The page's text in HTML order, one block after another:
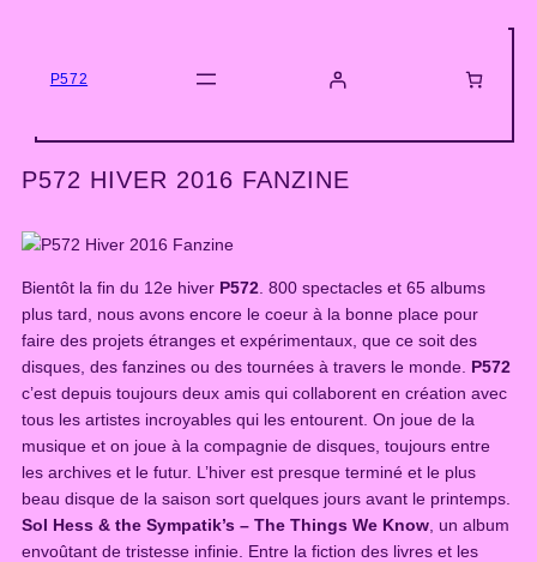
contentP572
P572 HIVER 2016 FANZINE
Bientôt la fin du 12e hiver P572 . 800 spectacles et 65 albums
plus tard, nous avons encore le coeur à la bonne place pour
faire des projets étranges et expérimentaux, que ce soit des
disques, des fanzines ou des tournées à travers le monde. P572
c’est depuis toujours deux amis qui collaborent en création avec
tous les artistes incroyables qui les entourent. On joue de la
musique et on joue à la compagnie de disques, toujours entre
les archives et le futur. L’hiver est presque terminé et le plus
beau disque de la saison sort quelques jours avant le printemps.
Sol Hess & the Sympatik’s – The Things We Know , un album
envoûtant de tristesse infinie. Entre la fiction des livres et les